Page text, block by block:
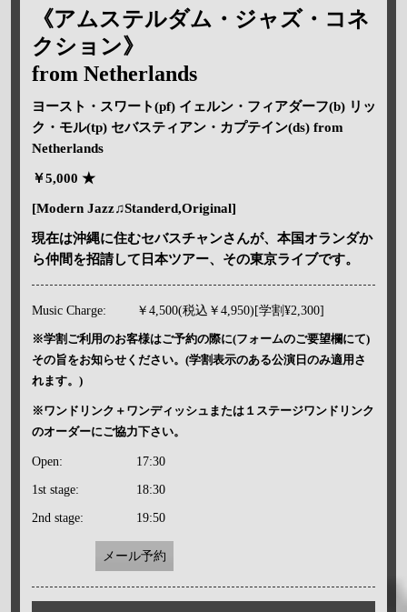
《アムステルダム・ジャズ・コネ
クション》
from Netherlands
ヨースト・スワート(pf) イェルン・フィアダーフ(b) リッ
ク・モル(tp) セバスティアン・カプテイン(ds) from
Netherlands
￥5,000 ★
[Modern Jazz♫Standerd,Original]
現在は沖縄に住むセバスチャンさんが、本国オランダか
ら仲間を招請して日本ツアー、その東京ライブです。
Music Charge: ￥4,500(税込￥4,950)[学割¥2,300]
※学割ご利用のお客様はご予約の際に(フォームのご要望欄にて)
その旨をお知らせください。(学割表示のある公演日のみ適用さ
れます。)
※ワンドリンク＋ワンディッシュまたは１ステージワンドリンク
のオーダーにご協力下さい。
Open: 17:30
1st stage: 18:30
2nd stage: 19:50
メール予約